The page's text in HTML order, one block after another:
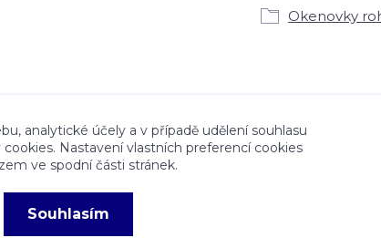
Okenovky
stránkách Talocan.cz a CeskeSamolepky.cz jsou
zakázáno.
analytické účely a v případě udělení souhlasu
Nastavení vlastních preferencí cookies
ve spodní části stránek.
Souhlasím